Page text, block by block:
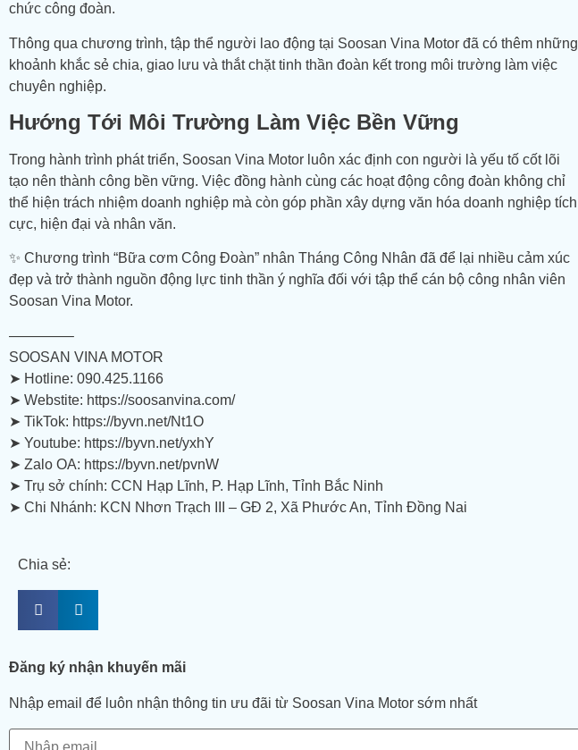
chức công đoàn.
Thông qua chương trình, tập thể người lao động tại Soosan Vina Motor đã có thêm những
khoảnh khắc sẻ chia, giao lưu và thắt chặt tinh thần đoàn kết trong môi trường làm việc
chuyên nghiệp.
Hướng Tới Môi Trường Làm Việc Bền Vững
Trong hành trình phát triển, Soosan Vina Motor luôn xác định con người là yếu tố cốt lõi
tạo nên thành công bền vững. Việc đồng hành cùng các hoạt động công đoàn không chỉ
thể hiện trách nhiệm doanh nghiệp mà còn góp phần xây dựng văn hóa doanh nghiệp tích
cực, hiện đại và nhân văn.
✨ Chương trình “Bữa cơm Công Đoàn” nhân Tháng Công Nhân đã để lại nhiều cảm xúc
đẹp và trở thành nguồn động lực tinh thần ý nghĩa đối với tập thể cán bộ công nhân viên
Soosan Vina Motor.
————–
SOOSAN VINA MOTOR
➤ Hotline: 090.425.1166
➤ Webstite: https://soosanvina.com/
➤ TikTok: https://byvn.net/Nt1O
➤ Youtube: https://byvn.net/yxhY
➤ Zalo OA: https://byvn.net/pvnW
➤ Trụ sở chính: CCN Hạp Lĩnh, P. Hạp Lĩnh, Tỉnh Bắc Ninh
➤ Chi Nhánh: KCN Nhơn Trạch III – GĐ 2, Xã Phước An, Tỉnh Đồng Nai
Chia sẻ:
Đăng ký nhận khuyến mãi
Nhập email để luôn nhận thông tin ưu đãi từ Soosan Vina Motor sớm nhất